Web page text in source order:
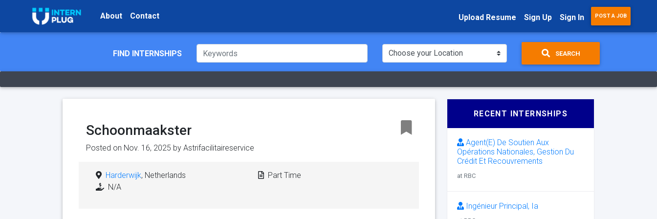
About Contact Upload Resume Sign Up Sign In POST A JOB
FIND INTERNSHIPS SEARCH
Schoonmaakster
Posted on Nov. 16, 2025 by Astrifacilitaireservice
Harderwijk, Netherlands
N/A
Part Time
RECENT INTERNSHIPS
Agent(E) De Soutien Aux
Opérations Nationales, Gestion Du
Crédit Et Recouvrements
at RBC
Ingénieur Principal, Ia